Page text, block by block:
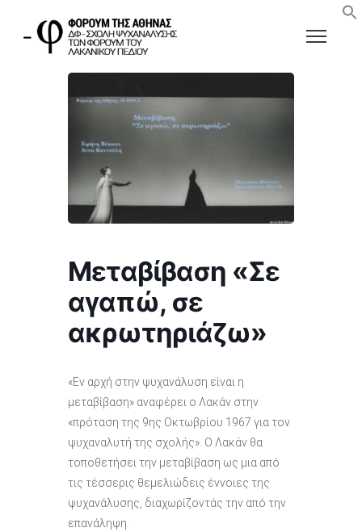
Μεταβίβαση «Σε
αγαπώ, σε
ακρωτηριάζω»
«Εν αρχή στην ψυχανάλυση είναι η
μεταβίβαση» αναφέρει ο Λακάν στην
«πρόταση της 9ης Οκτωβρίου 1967 για τον
ψυχαναλυτή της σχολής». Ο Λακάν θα
τοποθετήσει την μεταβίβαση ως μια από
τις τέσσερις θεμελιώδεις έννοιες της
ψυχανάλυσης, διαχωρίζοντάς την από την
επανάληψη.